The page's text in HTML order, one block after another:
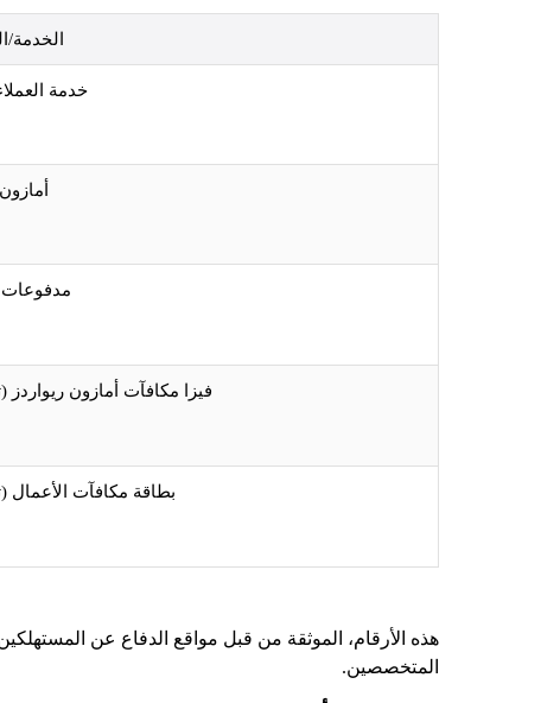
الخدمة/
خدمة
مدفوعات
فيزا مكافآت أمازون
بطاقة مكافآت
هذه الأرقام، الموثقة من قبل مواقع الدفاع عن
المتخصصين.